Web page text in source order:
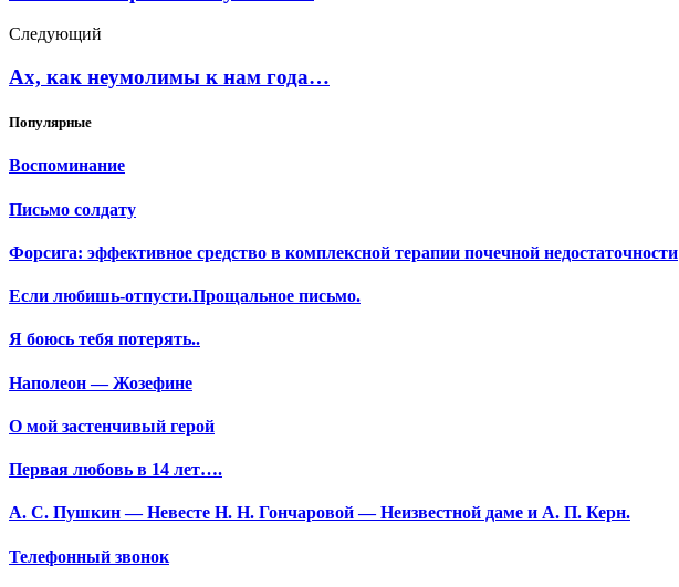
Следующий
Ах, как неумолимы к нам года…
Популярные
Воспоминание
Письмо солдату
Форсига: эффективное средство в комплексной терапии почечной недостаточности
Если любишь-отпусти.Прощальное письмо.
Я боюсь тебя потерять..
Наполеон — Жозефине
О мой застенчивый герой
Первая любовь в 14 лет….
А. С. Пушкин — Невесте Н. Н. Гончаровой — Неизвестной даме и А. П. Керн.
Телефонный звонок